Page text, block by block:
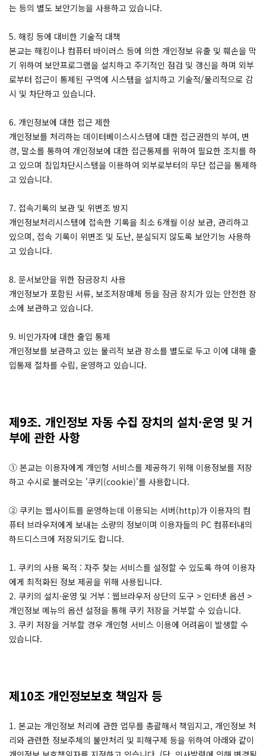
는 등의 별도 보안기능을 사용하고 있습니다.
5. 해킹 등에 대비한 기술적 대책
본교는 해킹이나 컴퓨터 바이러스 등에 의한 개인정보 유출 및 훼손을 막
기 위하여 보안프로그램을 설치하고 주기적인 점검 및 갱신을 하며 외부
로부터 접근이 통제된 구역에 시스템을 설치하고 기술적/물리적으로 감
시 및 차단하고 있습니다.
6. 개인정보에 대한 접근 제한
개인정보를 처리하는 데이터베이스시스템에 대한 접근권한의 부여, 변
경, 말소를 통하여 개인정보에 대한 접근통제를 위하여 필요한 조치를 하
고 있으며 침입차단시스템을 이용하여 외부로부터의 무단 접근을 통제하
고 있습니다.
7. 접속기록의 보관 및 위변조 방지
개인정보처리시스템에 접속한 기록을 최소 6개월 이상 보관, 관리하고
있으며, 접속 기록이 위변조 및 도난, 분실되지 않도록 보안기능 사용하
고 있습니다.
8. 문서보안을 위한 잠금장치 사용
개인정보가 포함된 서류, 보조저장매체 등을 잠금 장치가 있는 안전한 장
소에 보관하고 있습니다.
9. 비인가자에 대한 출입 통제
개인정보를 보관하고 있는 물리적 보관 장소를 별도로 두고 이에 대해 출
입통제 절차를 수립, 운영하고 있습니다.
제9조. 개인정보 자동 수집 장치의 설치·운영 및 거
부에 관한 사항
① 본교는 이용자에게 개인형 서비스를 제공하기 위해 이용정보를 저장
하고 수시로 불러오는 '쿠키(cookie)'를 사용합니다.
② 쿠키는 웹사이트를 운영하는데 이용되는 서버(http)가 이용자의 컴
퓨터 브라우저에게 보내는 소량의 정보이며 이용자들의 PC 컴퓨터내의
하드디스크에 저장되기도 합니다.
1. 쿠키의 사용 목적 : 자주 찾는 서비스를 설정할 수 있도록 하여 이용자
에게 최적화된 정보 제공을 위해 사용됩니다.
2. 쿠키의 설치·운영 및 거부 : 웹브라우저 상단의 도구 > 인터넷 옵션 >
개인정보 메뉴의 옵션 설정을 통해 쿠키 저장을 거부할 수 있습니다.
3. 쿠키 저장을 거부할 경우 개인형 서비스 이용에 어려움이 발생할 수
있습니다.
제10조 개인정보보호 책임자 등
1. 본교는 개인정보 처리에 관한 업무를 총괄해서 책임지고, 개인정보 처
리와 관련한 정보주체의 불만처리 및 피해구제 등을 위하여 아래와 같이